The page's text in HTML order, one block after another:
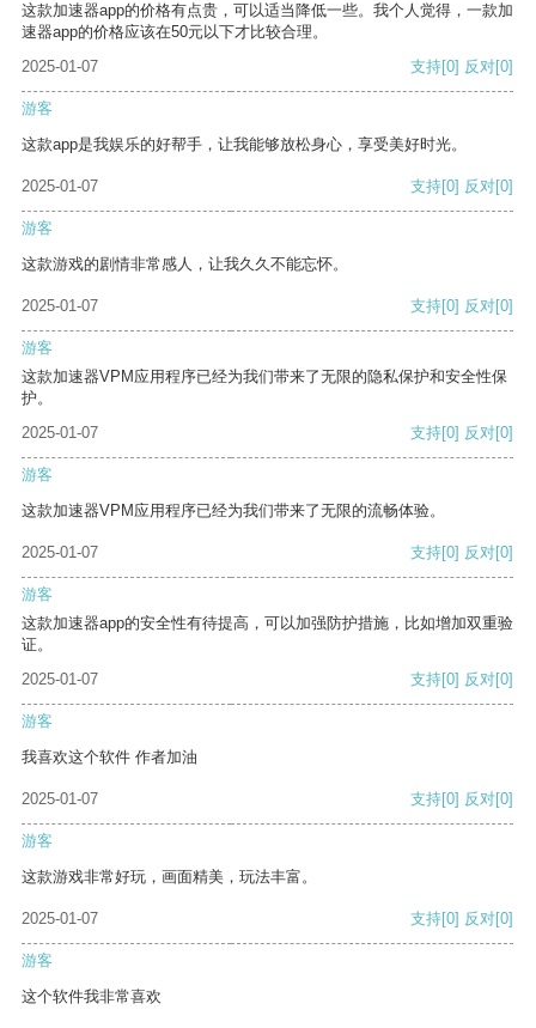
这款加速器app的价格有点贵，可以适当降低一些。我个人觉得，一款加
速器app的价格应该在50元以下才比较合理。
2025-01-07
支持[0] 反对[0]
游客
这款app是我娱乐的好帮手，让我能够放松身心，享受美好时光。
2025-01-07 支持[0] 反对[0]
游客
这款游戏的剧情非常感人，让我久久不能忘怀。
2025-01-07 支持[0] 反对[0]
游客
这款加速器VPM应用程序已经为我们带来了无限的隐私保护和安全性保
护。
2025-01-07
支持[0] 反对[0]
游客
这款加速器VPM应用程序已经为我们带来了无限的流畅体验。
2025-01-07 支持[0] 反对[0]
游客
这款加速器app的安全性有待提高，可以加强防护措施，比如增加双重验
证。
2025-01-07
支持[0] 反对[0]
游客
我喜欢这个软件 作者加油
2025-01-07 支持[0] 反对[0]
游客
这款游戏非常好玩，画面精美，玩法丰富。
2025-01-07 支持[0] 反对[0]
游客
这个软件我非常喜欢